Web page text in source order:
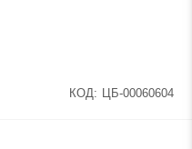
КОД: ЦБ-00060604